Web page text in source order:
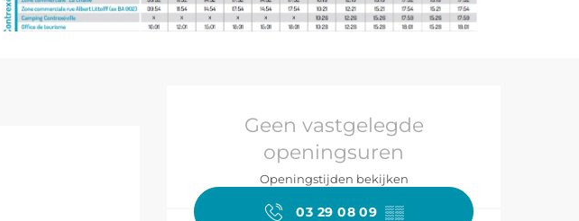
Openingstijden
Geen vastgelegde
openingsuren
Openingstijden bekijken
03 29 08 09▒▒